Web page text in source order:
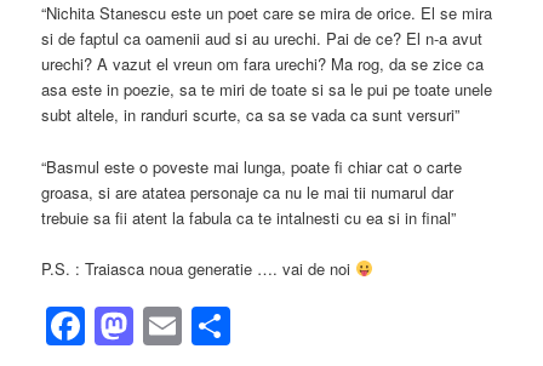
“Nichita Stanescu este un poet care se mira de orice. El se mira
si de faptul ca oamenii aud si au urechi. Pai de ce? El n-a avut
urechi? A vazut el vreun om fara urechi? Ma rog, da se zice ca
asa este in poezie, sa te miri de toate si sa le pui pe toate unele
subt altele, in randuri scurte, ca sa se vada ca sunt versuri”
“Basmul este o poveste mai lunga, poate fi chiar cat o carte
groasa, si are atatea personaje ca nu le mai tii numarul dar
trebuie sa fii atent la fabula ca te intalnesti cu ea si in final”
P.S. : Traiasca noua generatie …. vai de noi
Facebook
Mastodon
Email